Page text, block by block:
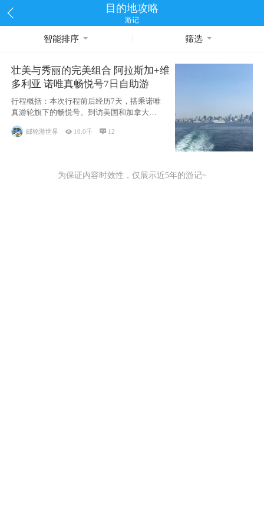
目的地攻略
游记
智能排序 筛选
壮美与秀丽的完美组合 阿拉斯加+维
多利亚 诺唯真畅悦号7日自助游
行程概括：本次行程前后经历7天，搭乘诺唯
真游轮旗下的畅悦号。到访美国和加拿大的4
个州/省：美国华盛顿州
邮轮游世界  10.0千  12
为保证内容时效性，仅展示近5年的游记~